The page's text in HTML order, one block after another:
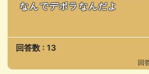
なんでデボラなんだよ
回答数 : 13
回